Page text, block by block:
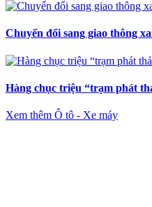
Chuyển đổi sang giao thông
Hàng chục triệu “trạm phát
Xem thêm Ô tô - Xe máy